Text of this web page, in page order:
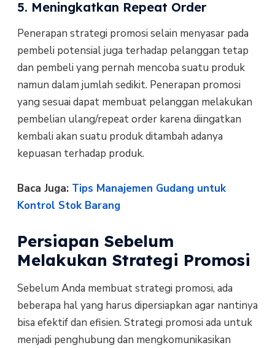
5. Meningkatkan Repeat Order
Penerapan strategi promosi selain menyasar pada
pembeli potensial juga terhadap pelanggan tetap
dan pembeli yang pernah mencoba suatu produk
namun dalam jumlah sedikit. Penerapan promosi
yang sesuai dapat membuat pelanggan melakukan
pembelian ulang/repeat order karena diingatkan
kembali akan suatu produk ditambah adanya
kepuasan terhadap produk.
Baca Juga: Tips Manajemen Gudang untuk
Kontrol Stok Barang
Persiapan Sebelum
Melakukan Strategi Promosi
Sebelum Anda membuat strategi promosi, ada
beberapa hal yang harus dipersiapkan agar nantinya
bisa efektif dan efisien. Strategi promosi ada untuk
menjadi penghubung dan mengkomunikasikan